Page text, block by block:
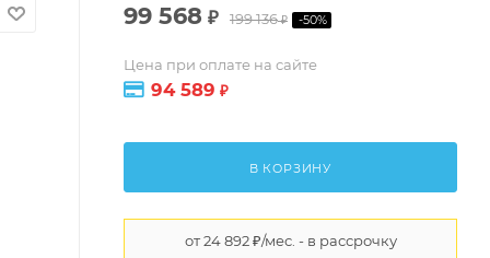
99 568 ₽ 199 136₽ -50%
Цена при оплате на сайте
94 589 ₽
В КОРЗИНУ